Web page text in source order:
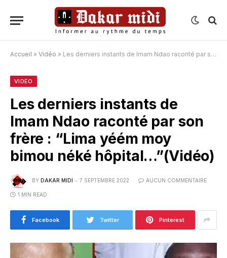
Accueil » Vidéo » Les derniers instants de Imam Ndao raconté par son frère : “Lima yéém moy bimou néké hôpital…”(Vidéo)
VIDÉO
Les derniers instants de
Imam Ndao raconté par son
frère : “Lima yéém moy
bimou néké hôpital…”(Vidéo)
BY DAKAR MIDI 7 SEPTEMBRE 2022 AUCUN COMMENTAIRE
1 MIN READ
Facebook Twitter Pinterest